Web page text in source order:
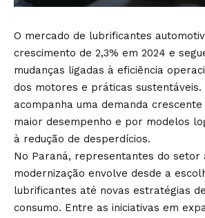
O mercado de lubrificantes
crescimento de 2,3% em 2024 e
mudanças ligadas à eficiência
dos motores e práticas sustentáveis.
acompanha uma demanda
maior desempenho e por modelos
à redução de desperdícios.
No Paraná, representantes do setor
modernização envolve desde a
lubrificantes até novas estratégias
consumo. Entre as iniciativas em